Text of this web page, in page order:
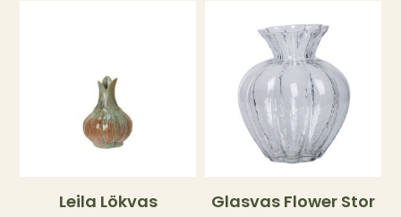
Leila Lökvas Glasvas Flower Stor